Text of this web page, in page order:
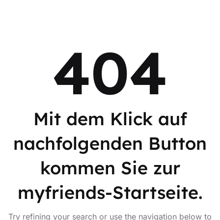
404
Mit dem Klick auf
nachfolgenden Button
kommen Sie zur
myfriends-Startseite.
Try refining your search or use the navigation below to